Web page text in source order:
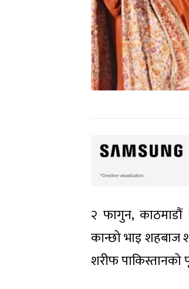
२ फागुन, काठमाडौं
कान्छो भाइ शहबाज
शरीफ पाकिस्तानको